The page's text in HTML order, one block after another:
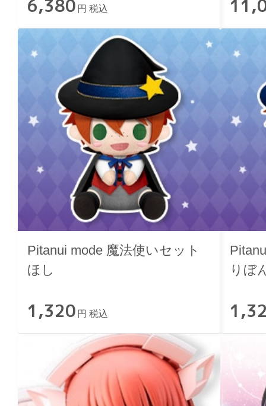
6,380 円 税込
Pitanui mode 魔法使いセット
ほし
1,320 円 税込
りぼ